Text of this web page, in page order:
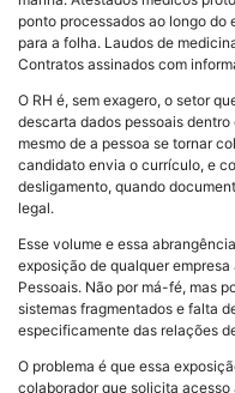
ponto processados ao longo
para a folha. Laudos de
Contratos assinados com
O RH é, sem exagero, o setor
descarta dados pessoais
mesmo de a pessoa se tornar
candidato envia o currículo, e
desligamento, quando
legal.
Esse volume e essa
exposição de qualquer
Pessoais. Não por má-fé, mas
sistemas fragmentados e falta
especificamente das relações
O problema é que essa
colaborador que solicita acesso